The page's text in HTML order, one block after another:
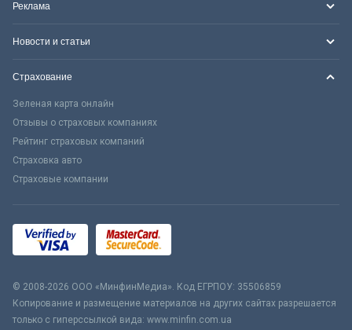
Реклама
Новости и статьи
Страхование
Зеленая карта онлайн
Отзывы о страховых компаниях
Рейтинг страховых компаний
Страховка авто
Страховые компании
© 2008-2026 ООО «МинфинМедиа». Код ЕГРПОУ: 35506859
Копирование и размещение материалов на других сайтах разрешается
только с гиперссылкой вида: www.minfin.com.ua